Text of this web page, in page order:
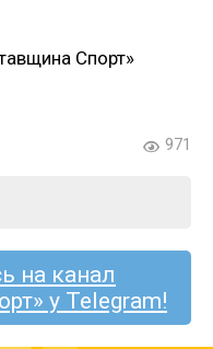
Спорт»
971
на канал
у Telegram!